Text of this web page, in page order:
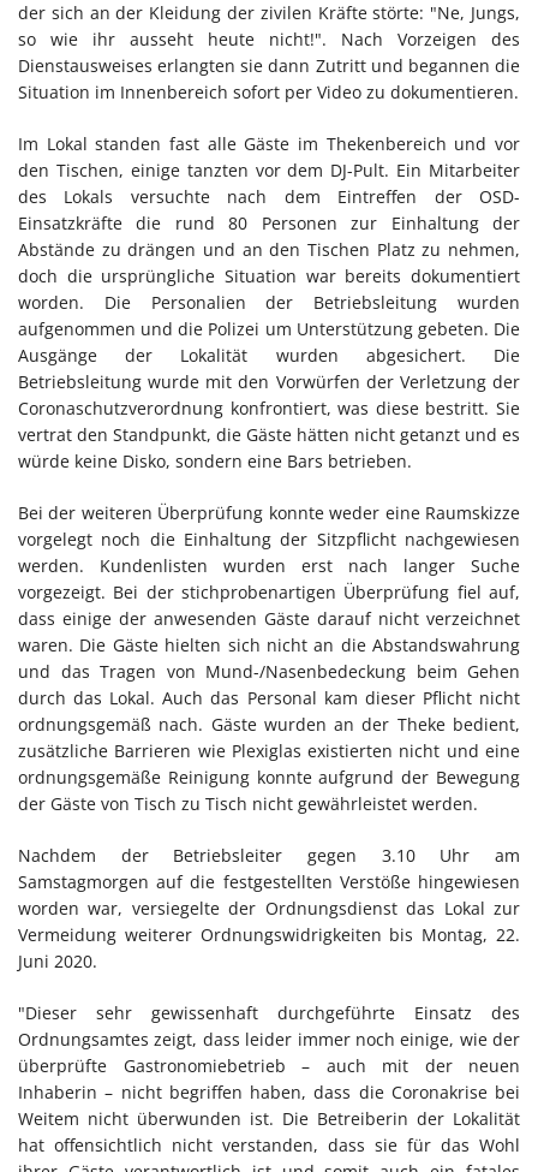
der sich an der Kleidung der zivilen Kräfte störte: "Ne, Jungs,
so wie ihr ausseht heute nicht!". Nach Vorzeigen des
Dienstausweises erlangten sie dann Zutritt und begannen die
Situation im Innenbereich sofort per Video zu dokumentieren.
Im Lokal standen fast alle Gäste im Thekenbereich und vor
den Tischen, einige tanzten vor dem DJ-Pult. Ein Mitarbeiter
des Lokals versuchte nach dem Eintreffen der OSD-
Einsatzkräfte die rund 80 Personen zur Einhaltung der
Abstände zu drängen und an den Tischen Platz zu nehmen,
doch die ursprüngliche Situation war bereits dokumentiert
worden. Die Personalien der Betriebsleitung wurden
aufgenommen und die Polizei um Unterstützung gebeten. Die
Ausgänge der Lokalität wurden abgesichert. Die
Betriebsleitung wurde mit den Vorwürfen der Verletzung der
Coronaschutzverordnung konfrontiert, was diese bestritt. Sie
vertrat den Standpunkt, die Gäste hätten nicht getanzt und es
würde keine Disko, sondern eine Bars betrieben.
Bei der weiteren Überprüfung konnte weder eine Raumskizze
vorgelegt noch die Einhaltung der Sitzpflicht nachgewiesen
werden. Kundenlisten wurden erst nach langer Suche
vorgezeigt. Bei der stichprobenartigen Überprüfung fiel auf,
dass einige der anwesenden Gäste darauf nicht verzeichnet
waren. Die Gäste hielten sich nicht an die Abstandswahrung
und das Tragen von Mund-/Nasenbedeckung beim Gehen
durch das Lokal. Auch das Personal kam dieser Pflicht nicht
ordnungsgemäß nach. Gäste wurden an der Theke bedient,
zusätzliche Barrieren wie Plexiglas existierten nicht und eine
ordnungsgemäße Reinigung konnte aufgrund der Bewegung
der Gäste von Tisch zu Tisch nicht gewährleistet werden.
Nachdem der Betriebsleiter gegen 3.10 Uhr am
Samstagmorgen auf die festgestellten Verstöße hingewiesen
worden war, versiegelte der Ordnungsdienst das Lokal zur
Vermeidung weiterer Ordnungswidrigkeiten bis Montag, 22.
Juni 2020.
"Dieser sehr gewissenhaft durchgeführte Einsatz des
Ordnungsamtes zeigt, dass leider immer noch einige, wie der
überprüfte Gastronomiebetrieb – auch mit der neuen
Inhaberin – nicht begriffen haben, dass die Coronakrise bei
Weitem nicht überwunden ist. Die Betreiberin der Lokalität
hat offensichtlich nicht verstanden, dass sie für das Wohl